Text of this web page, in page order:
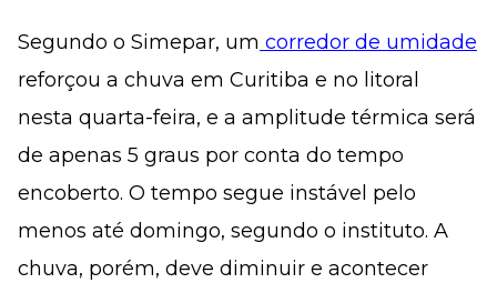
Segundo o Simepar, um corredor de umidade
reforçou a chuva em Curitiba e no litoral
nesta quarta-feira, e a amplitude térmica será
de apenas 5 graus por conta do tempo
encoberto. O tempo segue instável pelo
menos até domingo, segundo o instituto. A
chuva, porém, deve diminuir e acontecer